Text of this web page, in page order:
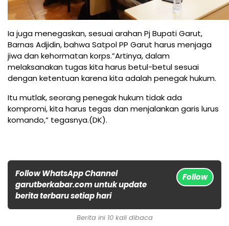
Ia juga menegaskan, sesuai arahan Pj Bupati Garut,
Barnas Adjidin, bahwa Satpol PP Garut harus menjaga
jiwa dan kehormatan korps.”Artinya, dalam
melaksanakan tugas kita harus betul-betul sesuai
dengan ketentuan karena kita adalah penegak hukum.
Itu mutlak, seorang penegak hukum tidak ada
kompromi, kita harus tegas dan menjalankan garis lurus
komando,” tegasnya.(DK).
Follow WhatsApp Channel
garutberkabar.com untuk update
berita terbaru setiap hari
Follow
Berita ini 10 kali dibaca